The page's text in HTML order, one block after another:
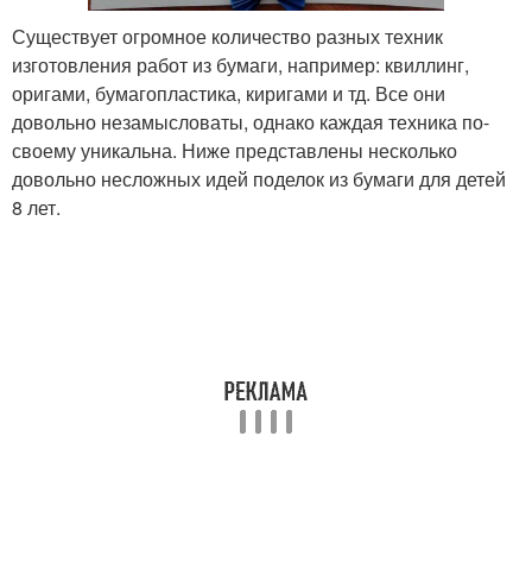
Существует огромное количество разных техник
изготовления работ из бумаги, например: квиллинг,
оригами, бумагопластика, киригами и тд. Все они
довольно незамысловаты, однако каждая техника по-
своему уникальна. Ниже представлены несколько
довольно несложных идей поделок из бумаги для детей
8 лет.